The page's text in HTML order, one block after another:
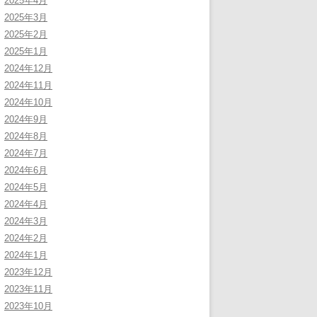
2025年3月
2025年2月
2025年1月
2024年12月
2024年11月
2024年10月
2024年9月
2024年8月
2024年7月
2024年6月
2024年5月
2024年4月
2024年3月
2024年2月
2024年1月
2023年12月
2023年11月
2023年10月